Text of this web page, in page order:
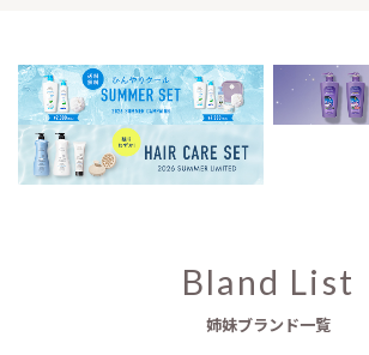
Bland List
姉妹ブランド一覧